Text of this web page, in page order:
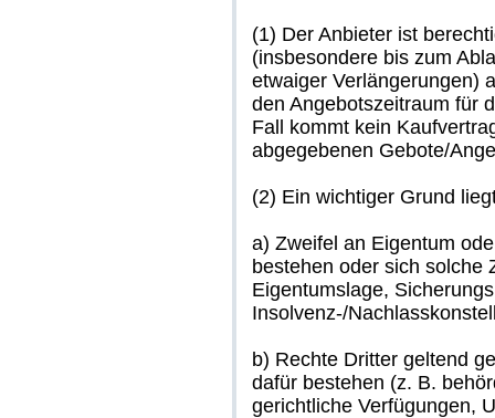
(1) Der Anbieter ist
(insbesondere bis zum
etwaiger Verlängerungen)
den Angebotszeitraum für
Fall kommt kein
abgegebenen Gebote/
(2) Ein wichtiger Grund
a) Zweifel an Eigentum
bestehen oder sich solche
Eigentumslage,
Insolvenz-/
b) Rechte Dritter geltend
dafür bestehen (z. B.
gerichtliche Verfügungen,